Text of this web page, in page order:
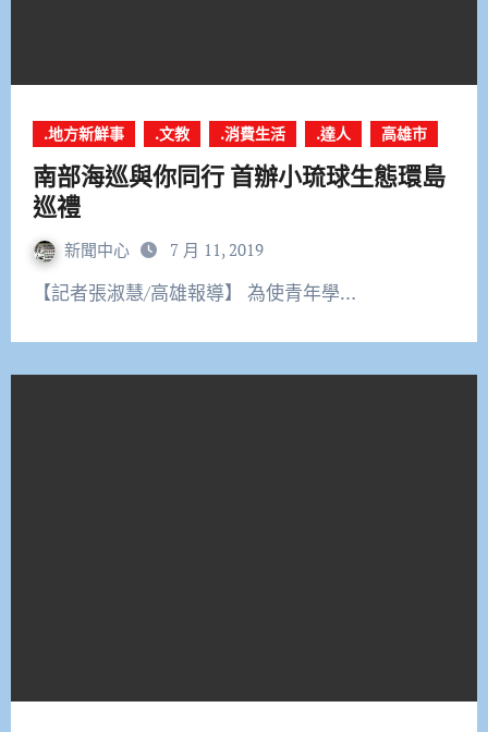
.地方新鮮事 .文教 .消費生活 .達人 高雄市
南部海巡與你同行 首辦小琉球生態環島
巡禮
新聞中心 7 月 11, 2019
【記者張淑慧/高雄報導】 為使青年學…